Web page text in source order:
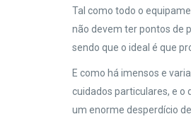
Tal como todo o
não devem ter pontos de
sendo que o ideal é que
E como há imensos e
cuidados particulares, e o
um enorme desperdício